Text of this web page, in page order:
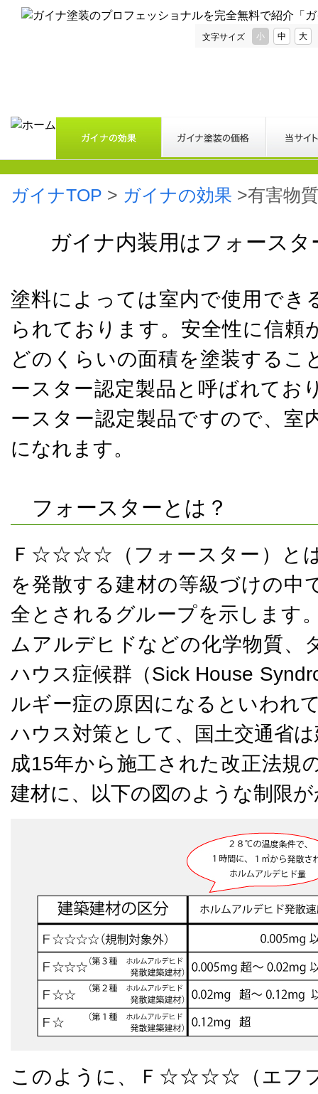
文字サイズ 小 中 大
ガイナTOP > ガイナの効果 >有害物
ガイナ内装用はフォースタ
塗料によっては室内で使用でき
られております。安全性に信頼
どのくらいの面積を塗装するこ
ースター認定製品と呼ばれてお
ースター認定製品ですので、室
になれます。
フォースターとは？
Ｆ☆☆☆☆（フォースター）と
を発散する建材の等級づけの中
全とされるグループを示します
ムアルデヒドなどの化学物質、
ハウス症候群（Sick House
ルギー症の原因になるといわれ
ハウス対策として、国土交通省
成15年から施工された改正法規
建材に、以下の図のような制限
このように、Ｆ☆☆☆☆（エフ